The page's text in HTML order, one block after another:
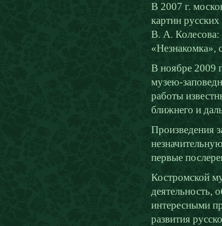
В 2007 г.
картин
В. А.
«Незнакомка»,
В ноябре 2009
музею-
работы
ближнего и
Произведения
первые
Костромской
деятельность,
интересными
развития